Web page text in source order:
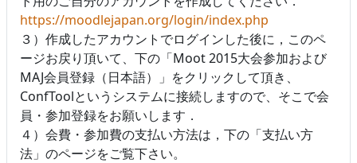
https://moodlejapan.org/login/index.php
３）作成したアカウントでログインした後に，このペ
ージお戻り頂いて、下の「Moot 2015大会参加および
MAJ会員登録（日本語）」をクリックして頂き、
ConfToolというシステムに接続しますので、そこで会
員・参加登録をお願いします．
４）会費・参加費の支払い方法は，下の「支払い方
法」のページをご覧下さい。